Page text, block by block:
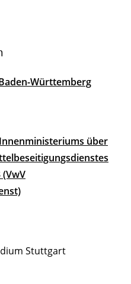
Württemberg
über
Stuttgart